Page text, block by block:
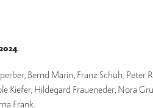
Bernd Marin, Franz Schuh, Peter
Kiefer, Hildegard Fraueneder, Nora
Frank.